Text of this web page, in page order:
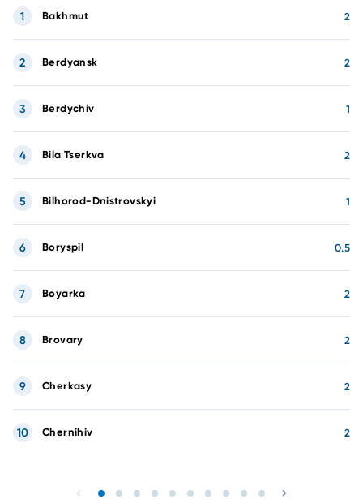
Bakhmut 2
1
Berdyansk 2
2
Berdychiv 1
3
Bila Tserkva 2
4
Bilhorod-Dnistrovskyi 1
5
Boryspil 0.5
6
Boyarka 2
7
Brovary 2
8
Cherkasy 2
9
Chernihiv 2
10